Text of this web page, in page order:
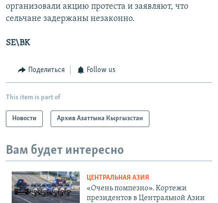
организовали акцию протеста и заявляют, что
сельчане задержаны незаконно.
SE\BK
Поделиться Follow us
This item is part of
Новости Архив Азаттыка Кыргызстан
Вам будет интересно
ЦЕНТРАЛЬНАЯ АЗИЯ
«Очень помпезно». Кортежи
президентов в Центральной Азии